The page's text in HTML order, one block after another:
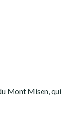
Mont Misen, qui